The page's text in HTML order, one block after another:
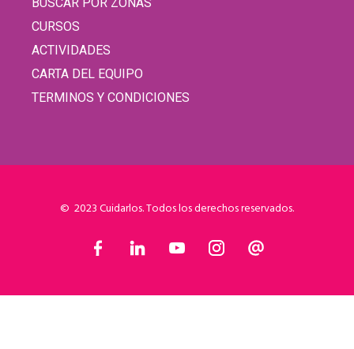
CURSOS
ACTIVIDADES
CARTA DEL EQUIPO
TERMINOS Y CONDICIONES
© 2023 Cuidarlos. Todos los derechos reservados.